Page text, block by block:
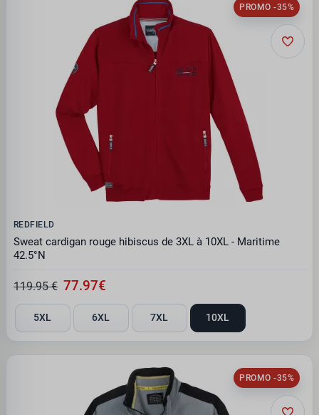
PROMO -35%
REDFIELD
Sweat cardigan rouge hibiscus de 3XL à 10XL - Maritime
42.5°N
119.95 € 77.97€
5XL 6XL 7XL 10XL
PROMO -35%